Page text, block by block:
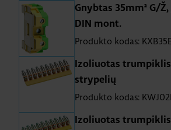
Gnybtas 35mm² G/
DIN mont.
Produkto kodas: KXB35E
Izoliuotas
strypelių
Produkto kodas:
Izoliuotas